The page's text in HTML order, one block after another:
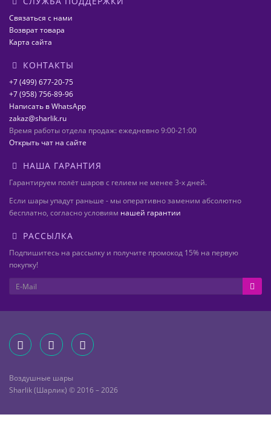
Связаться с нами
Возврат товара
Карта сайта
КОНТАКТЫ
+7 (499) 677-20-75
+7 (958) 756-89-96
Написать в WhatsApp
zakaz@sharlik.ru
Время работы отдела продаж: ежедневно 9:00-21:00
Открыть чат на сайте
НАША ГАРАНТИЯ
Гарантируем полёт шаров с гелием не менее 3-х дней.
Если шары упадут раньше - мы оперативно заменим абсолютно
бесплатно, согласно условиям нашей гарантии
РАССЫЛКА
Подпишитесь на рассылку и получите промокод 15% на первую
покупку!
Воздушные шары
Sharlik (Шарлик) © 2016 – 2026